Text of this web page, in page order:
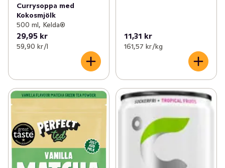
Currysoppa med
Kokosmjölk
500 ml, Kelda®
29,95 kr
59,90 kr /l
11,31 kr
161,57 kr /kg